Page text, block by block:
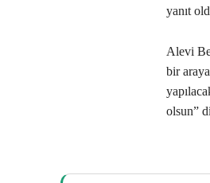
yanıt
Alevi
bir
olsun”